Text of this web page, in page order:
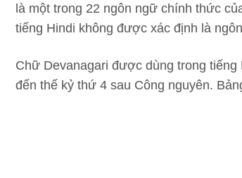
là một trong 22 ngôn ngữ chính thức
tiếng Hindi không được xác định là
Chữ Devanagari được dùng trong
đến thế kỷ thứ 4 sau Công nguyên.